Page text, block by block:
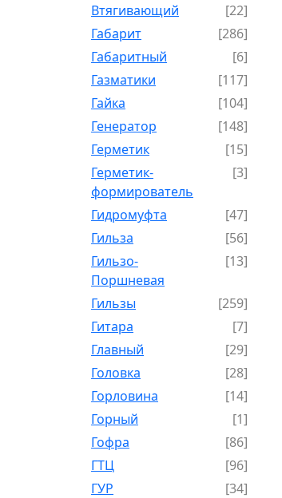
Втягивающий
[22]
Габарит
[286]
Габаритный
[6]
Газматики
[117]
Гайка
[104]
Генератор
[148]
Герметик
[15]
Герметик-
формирователь
[3]
Гидромуфта
[47]
Гильза
[56]
Гильзо-
Поршневая
[13]
Гильзы
[259]
Гитара
[7]
Главный
[29]
Головка
[28]
Горловина
[14]
Горный
[1]
Гофра
[86]
ГТЦ
[96]
ГУР
[34]